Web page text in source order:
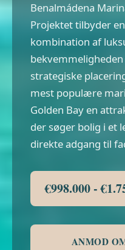
Benalmádena
Projektet tilbyder
kombination af
strategiske
mest populære
Golden Bay en
der søger bolig i et
direkte adgang til
€998.000 -
ANMOD